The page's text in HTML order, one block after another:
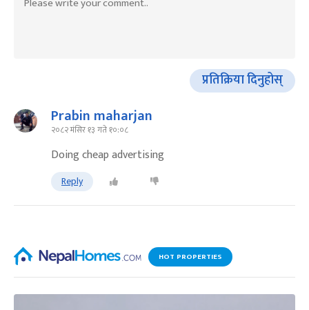
प्रतिक्रिया दिनुहोस्
Prabin maharjan
२०८२ मंसिर १३ गते १०:०८
Doing cheap advertising
Reply
HOT PROPERTIES